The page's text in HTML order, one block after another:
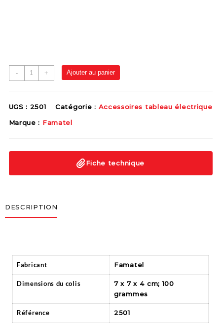
- + Ajouter au panier
UGS : 2501 Catégorie : Accessoires tableau électrique
Marque : Famatel
Fiche technique
DESCRIPTION
Fabricant ‎Famatel
Dimensions du colis
‎7 x 7 x 4 cm; 100
grammes
Référence ‎2501